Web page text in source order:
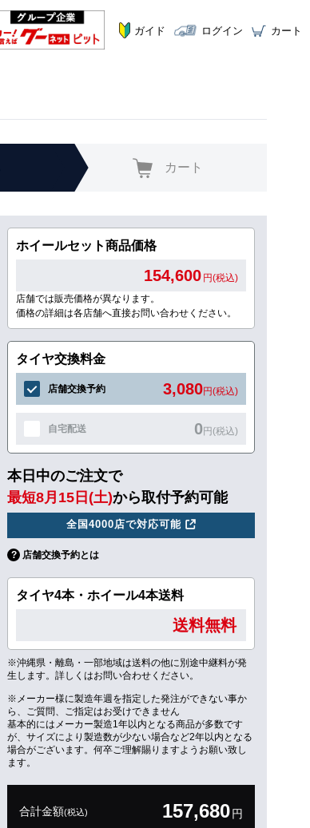
ガイド ログイン カート
カート
ホイールセット商品価格
154,600 円(税込)
店舗では販売価格が異なります。
価格の詳細は各店舗へ直接お問い合わせください。
タイヤ交換料金
店舗交換予約 3,080円(税込)
自宅配送 0円(税込)
本日中のご注文で
最短8月15日(土)から取付予約可能
全国4000店で対応可能
店舗交換予約とは
タイヤ4本・ホイール4本送料
送料無料
※沖縄県・離島・一部地域は送料の他に別途中継料が発
生します。詳しくはお問い合わせください。
※メーカー様に製造年週を指定した発注ができない事か
ら、ご質問、ご指定はお受けできません
基本的にはメーカー製造1年以内となる商品が多数です
が、サイズにより製造数が少ない場合など2年以内となる
場合がございます。何卒ご理解賜りますようお願い致し
ます。
合計金額(税込) 157,680円